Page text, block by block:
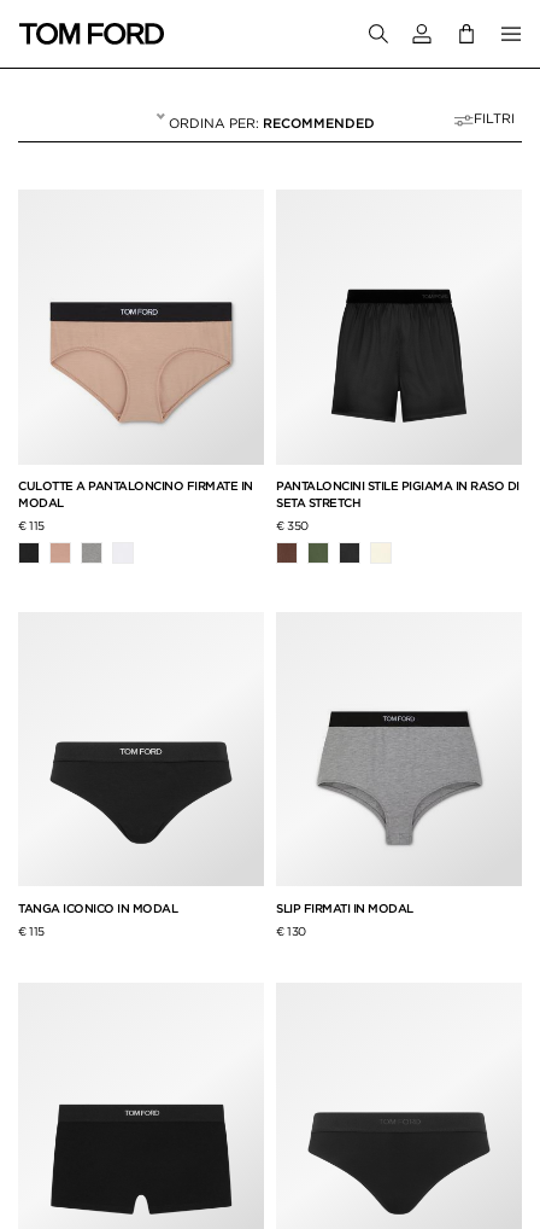
Accedi al tuo
RECOMMENDED FILTRI
CULOTTE A PANTALONCINO FIRMATE IN
MODAL
€ 115
PANTALONCINI STILE PIGIAMA IN RASO DI
SETA STRETCH
€ 350
TANGA ICONICO IN MODAL
€ 115
SLIP FIRMATI IN MODAL
€ 130